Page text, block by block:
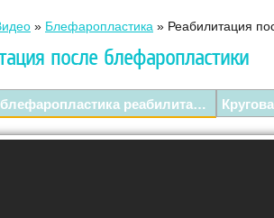
» Блефаропластика » Реабилитация
после блефаропластики
Круговая блефаропластика реабилитационный период.